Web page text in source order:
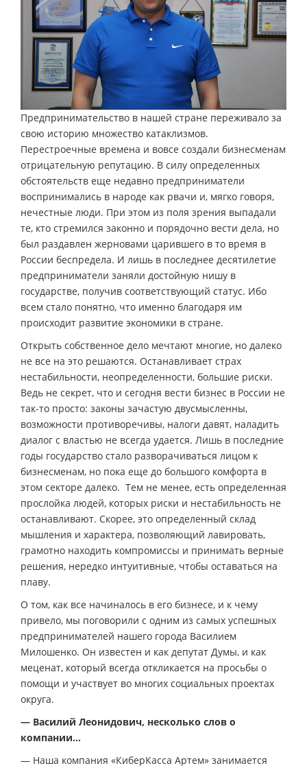
Предпринимательство в нашей стране переживало за
свою историю множество катаклизмов.
Перестроечные времена и вовсе создали бизнесменам
отрицательную репутацию. В силу определенных
обстоятельств еще недавно предприниматели
воспринимались в народе как рвачи и, мягко говоря,
нечестные люди. При этом из поля зрения выпадали
те, кто стремился законно и порядочно вести дела, но
был раздавлен жерновами царившего в то время в
России беспредела. И лишь в последнее десятилетие
предприниматели заняли достойную нишу в
государстве, получив соответствующий статус. Ибо
всем стало понятно, что именно благодаря им
происходит развитие экономики в стране.
Открыть собственное дело мечтают многие, но далеко
не все на это решаются. Останавливает страх
нестабильности, неопределенности, большие риски.
Ведь не секрет, что и сегодня вести бизнес в России не
так-то просто: законы зачастую двусмысленны,
возможности противоречивы, налоги давят, наладить
диалог с властью не всегда удается. Лишь в последние
годы государство стало разворачиваться лицом к
бизнесменам, но пока еще до большого комфорта в
этом секторе далеко. Тем не менее, есть определенная
прослойка людей, которых риски и нестабильность не
останавливают. Скорее, это определенный склад
мышления и характера, позволяющий лавировать,
грамотно находить компромиссы и принимать верные
решения, нередко интуитивные, чтобы оставаться на
плаву.
О том, как все начиналось в его бизнесе, и к чему
привело, мы поговорили с одним из самых успешных
предпринимателей нашего города Василием
Милошенко. Он известен и как депутат Думы, и как
меценат, который всегда откликается на просьбы о
помощи и участвует во многих социальных проектах
округа.
— Василий Леонидович, несколько слов о
компании…
— Наша компания «КиберКасса Артем» занимается